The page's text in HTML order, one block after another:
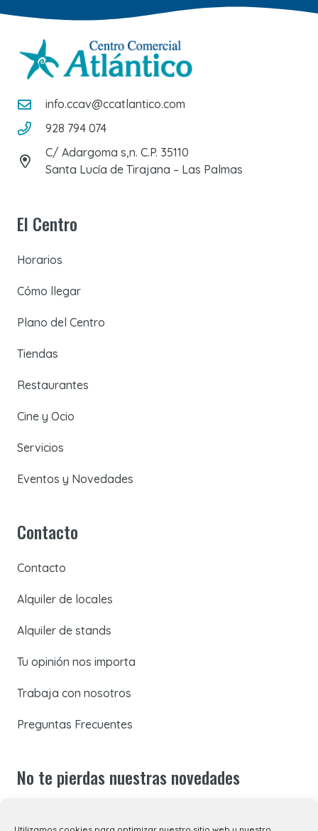
info.ccav@ccatlantico.com
928 794 074
C/ Adargoma s,n. C.P. 35110
Santa Lucía de Tirajana – Las Palmas
El Centro
Horarios
Cómo llegar
Plano del Centro
Tiendas
Restaurantes
Cine y Ocio
Servicios
Eventos y Novedades
Contacto
Contacto
Alquiler de locales
Alquiler de stands
Tu opinión nos importa
Trabaja con nosotros
Preguntas Frecuentes
No te pierdas nuestras novedades